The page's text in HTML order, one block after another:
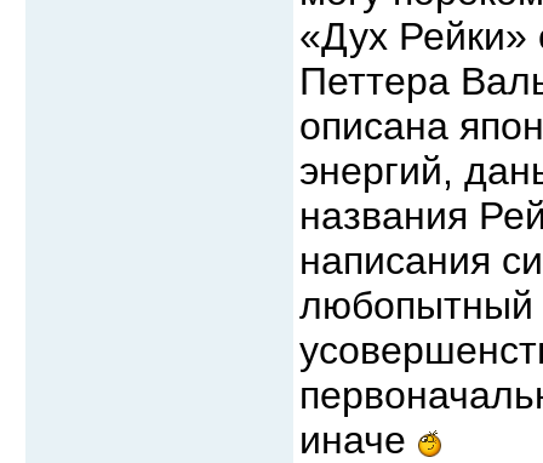
«Дух
Петтера
описана
энергий,
названия
написания
любопытный
иначе